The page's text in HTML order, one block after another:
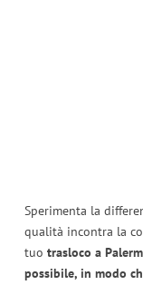
Sperimenta la
qualità incontra la
tuo trasloco a
possibile, in modo